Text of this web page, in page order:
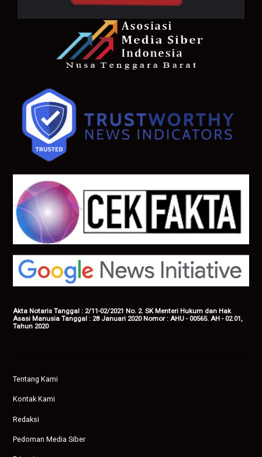
Akta Notaris Tanggal : 2/11-02/2021 No. 2. SK Menteri Hukum dan Hak
Asasi Manusia Tanggal : 28 Januari 2020 Nomor : AHU - 00565. AH - 02.01,
Tahun 2020
Tentang Kami
Kontak Kami
Redaksi
Pedoman Media Siber